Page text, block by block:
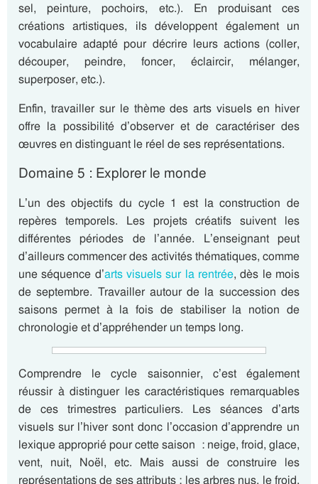
sel, peinture, pochoirs, etc.). En produisant ces
créations artistiques, ils développent également un
vocabulaire adapté pour décrire leurs actions (coller,
découper, peindre, foncer, éclaircir, mélanger,
superposer, etc.).
Enfin, travailler sur le thème des arts visuels en hiver
offre la possibilité d’observer et de caractériser des
œuvres en distinguant le réel de ses représentations.
Domaine 5 : Explorer le monde
L’un des objectifs du cycle 1 est la construction de
repères temporels. Les projets créatifs suivent les
différentes périodes de l’année. L’enseignant peut
d’ailleurs commencer des activités thématiques, comme
une séquence d’arts visuels sur la rentrée, dès le mois
de septembre. Travailler autour de la succession des
saisons permet à la fois de stabiliser la notion de
chronologie et d’appréhender un temps long.
Comprendre le cycle saisonnier, c’est également
réussir à distinguer les caractéristiques remarquables
de ces trimestres particuliers. Les séances d’arts
visuels sur l’hiver sont donc l’occasion d’apprendre un
lexique approprié pour cette saison : neige, froid, glace,
vent, nuit, Noël, etc. Mais aussi de construire les
représentations de ses attributs : les arbres nus, le froid,